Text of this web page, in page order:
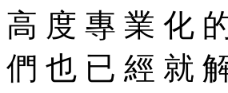
高 度 專 業 化
們 也 已 經 就